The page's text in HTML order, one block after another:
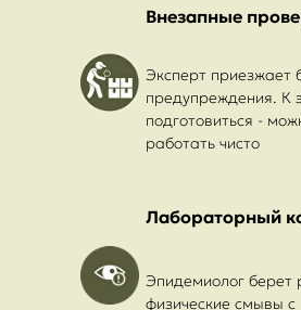
Внезапные
Эксперт приезжает
предупреждения. К
подготовиться -
работать чисто
Лабораторный
Эпидемиолог берет
физические смывы с